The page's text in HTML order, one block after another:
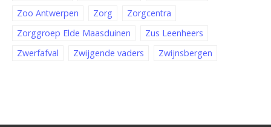
Zoo Antwerpen
Zorg
Zorgcentra
Zorggroep Elde Maasduinen
Zus Leenheers
Zwerfafval
Zwijgende vaders Zwijnsbergen